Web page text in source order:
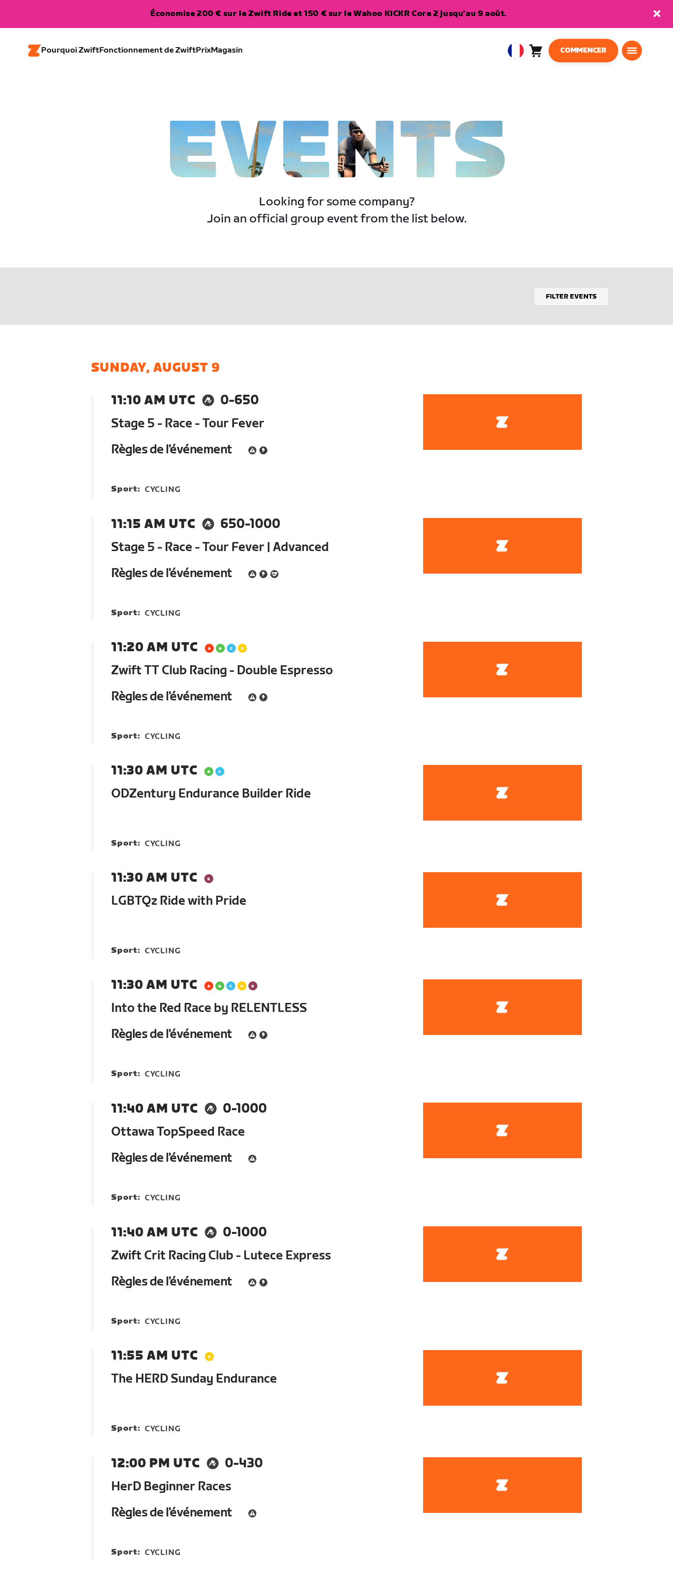
Économise 200 € sur le Zwift Ride et 150 € sur le Wahoo KICKR Core 2 jusqu'au 9 août.
Pourquoi ZwiftFonctionnement de ZwiftPrixMagasin
EuropeanPanier 0
COMMENCER
EVENTS
Looking for some company?
Join an official group event from the list below.
FILTER EVENTS
SUNDAY, AUGUST 9
11:10 AM UTC
0-650
Stage 5 - Race - Tour Fever
Règles de l'événement
Sport: CYCLING
11:15 AM UTC
650-1000
Stage 5 - Race - Tour Fever | Advanced
Règles de l'événement
Sport: CYCLING
11:20 AM UTC
Zwift TT Club Racing - Double Espresso
Règles de l'événement
Sport: CYCLING
11:30 AM UTC
ODZentury Endurance Builder Ride
Sport: CYCLING
11:30 AM UTC
LGBTQz Ride with Pride
Sport: CYCLING
11:30 AM UTC
Into the Red Race by RELENTLESS
Règles de l'événement
Sport: CYCLING
11:40 AM UTC
0-1000
Ottawa TopSpeed Race
Règles de l'événement
Sport: CYCLING
11:40 AM UTC
0-1000
Zwift Crit Racing Club - Lutece Express
Règles de l'événement
Sport: CYCLING
11:55 AM UTC
The HERD Sunday Endurance
Sport: CYCLING
12:00 PM UTC
0-430
HerD Beginner Races
Règles de l'événement
Sport: CYCLING